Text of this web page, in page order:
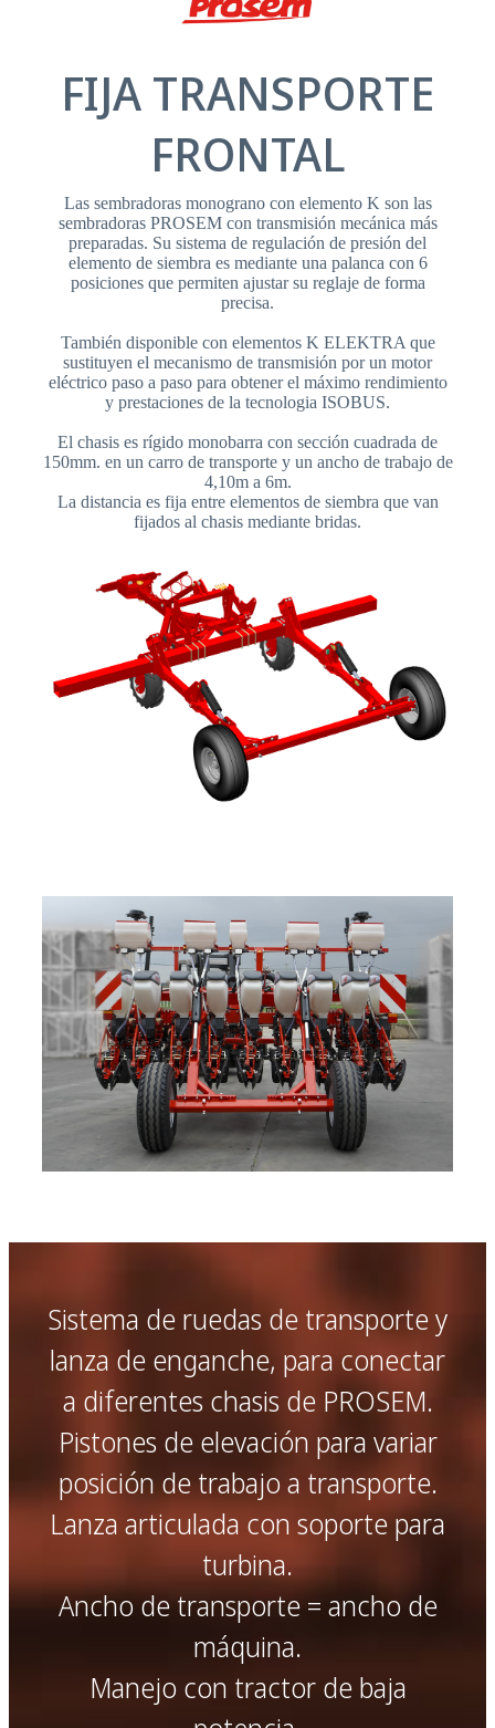
FIJA TRANSPORTE
FRONTAL
Las sembradoras monograno con elemento K son las
sembradoras PROSEM con transmisión mecánica más
preparadas. Su sistema de regulación de presión del
elemento de siembra es mediante una palanca con 6
posiciones que permiten ajustar su reglaje de forma
precisa.
También disponible con elementos K ELEKTRA que
sustituyen el mecanismo de transmisión por un motor
eléctrico paso a paso para obtener el máximo rendimiento
y prestaciones de la tecnologia ISOBUS.
El chasis es rígido monobarra con sección cuadrada de
150mm. en un carro de transporte y un ancho de trabajo de
4,10m a 6m.
La distancia es fija entre elementos de siembra que van
fijados al chasis mediante bridas.
Sistema de ruedas de transporte y
lanza de enganche, para conectar
a diferentes chasis de PROSEM.
Pistones de elevación para variar
posición de trabajo a transporte.
Lanza articulada con soporte para
turbina.
Ancho de transporte = ancho de
máquina.
Manejo con tractor de baja